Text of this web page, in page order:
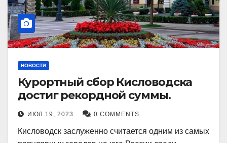
НОВОСТИ
Курортный сбор Кисловодска
достиг рекордной суммы.
ИЮЛ 19, 2023 0 COMMENTS
Кисловодск заслуженно считается одним из самых